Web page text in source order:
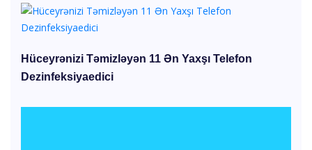
Hüceyrənizi Təmizləyən 11 Ən Yaxşı Telefon
Dezinfeksiyaedici